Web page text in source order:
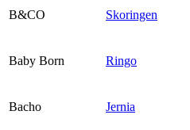
B&CO Skoringen
Baby Born Ringo
Bacho Jernia